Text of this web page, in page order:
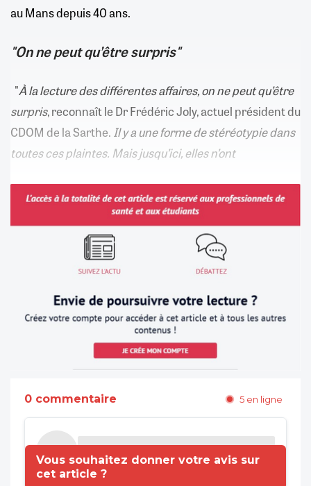
au Mans depuis 40 ans.
"On ne peut qu’être surpris"
"À la lecture des différentes affaires, on ne peut qu’être
surpris, reconnaît le Dr Frédéric Joly, actuel président du
CDOM de la Sarthe. Il y a une forme de stéréotypie dans
toutes ces plaintes. Mais jusqu’ici, elles n’ont
0 commentaire 5 en ligne
Vous souhaitez donner votre avis sur
cet article ?